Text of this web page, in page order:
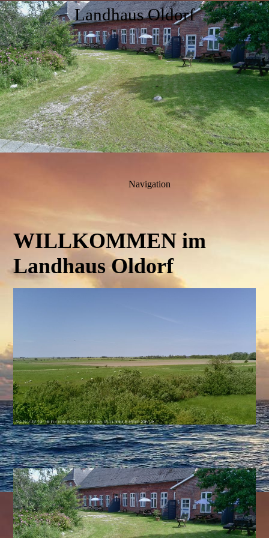
Landhaus Oldorf
Navigation
WILLKOMMEN im
Landhaus Oldorf